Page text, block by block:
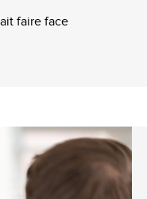
faire face